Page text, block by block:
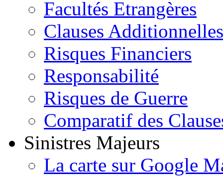
Facultés Etrangères
Clauses Additionnelles
Risques Financiers
Responsabilité
Risques de Guerre
Comparatif des
Sinistres Majeurs
La carte sur Google